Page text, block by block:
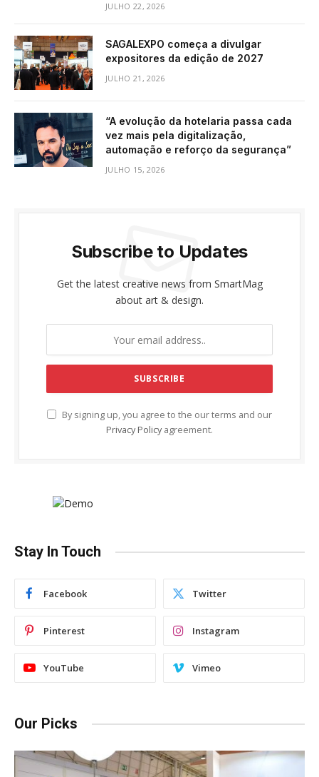
JULHO 22, 2026
SAGALEXPO começa a divulgar
expositores da edição de 2027
JULHO 21, 2026
“A evolução da hotelaria passa cada
vez mais pela digitalização,
automação e reforço da segurança”
JULHO 15, 2026
Subscribe to Updates
Get the latest creative news from SmartMag
about art & design.
By signing up, you agree to the our terms and our
Privacy Policy agreement.
Stay In Touch
Facebook Twitter
Pinterest Instagram
YouTube Vimeo
Our Picks